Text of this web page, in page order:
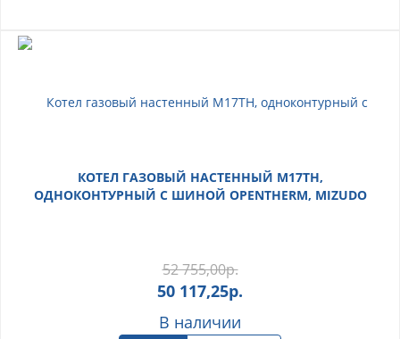
КОТЕЛ ГАЗОВЫЙ НАСТЕННЫЙ M17ТH,
ОДНОКОНТУРНЫЙ С ШИНОЙ OPENTHERM, MIZUDO
52 755,00р.
50 117,25р.
В наличии